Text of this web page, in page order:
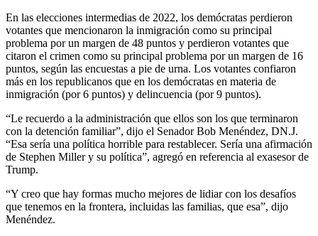
En las elecciones intermedias de 2022, los demócratas perdieron
votantes que mencionaron la inmigración como su principal
problema por un margen de 48 puntos y perdieron votantes que
citaron el crimen como su principal problema por un margen de 16
puntos, según las encuestas a pie de urna. Los votantes confiaron
más en los republicanos que en los demócratas en materia de
inmigración (por 6 puntos) y delincuencia (por 9 puntos).
“Le recuerdo a la administración que ellos son los que terminaron
con la detención familiar”, dijo el Senador Bob Menéndez, DN.J.
“Esa sería una política horrible para restablecer. Sería una afirmación
de Stephen Miller y su política”, agregó en referencia al exasesor de
Trump.
“Y creo que hay formas mucho mejores de lidiar con los desafíos
que tenemos en la frontera, incluidas las familias, que esa”, dijo
Menéndez.